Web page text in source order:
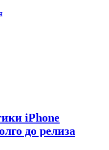
iPhone
до релиза